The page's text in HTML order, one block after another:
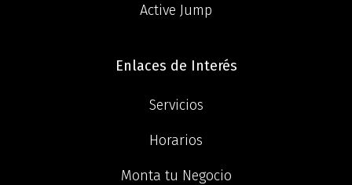
Active Jump
Enlaces de Interés
Servicios
Horarios
Monta tu Negocio